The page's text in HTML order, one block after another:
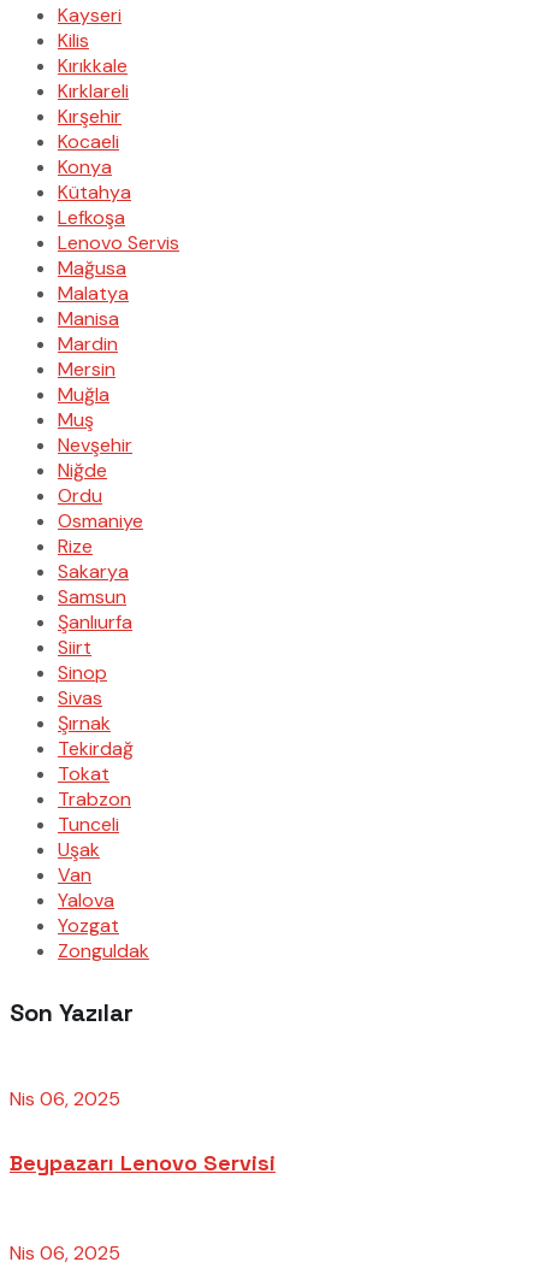
Kayseri
Kilis
Kırıkkale
Kırklareli
Kırşehir
Kocaeli
Konya
Kütahya
Lefkoşa
Lenovo Servis
Mağusa
Malatya
Manisa
Mardin
Mersin
Muğla
Muş
Nevşehir
Niğde
Ordu
Osmaniye
Rize
Sakarya
Samsun
Şanlıurfa
Siirt
Sinop
Sivas
Şırnak
Tekirdağ
Tokat
Trabzon
Tunceli
Uşak
Van
Yalova
Yozgat
Zonguldak
Son Yazılar
Nis 06, 2025
Beypazarı Lenovo Servisi
Nis 06, 2025